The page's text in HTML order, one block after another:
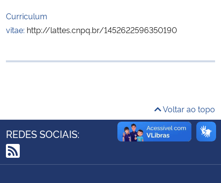
Controladoria-Geral da União
Curriculum
vitae: http://lattes.cnpq.br/1452622596350190
Voltar ao topo
REDES SOCIAIS:
RSS